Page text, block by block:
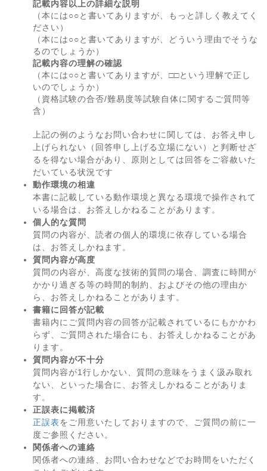
記載内容以上の詳細な説明
（本には○○と書いてありますが、もっと詳しく教えてく
ださい）
（本には○○と書いてありますが、どういう理由でそうな
るのでしょうか）
記載内容の理解の確認
（本には○○と書いてありますが、□□という理解で正し
いのでしょうか）
（資格試験の合否/難易度等試験自体に関するご質問等
含）
上記の例のようなお問い合わせに関しては、お答え申し
上げられない（回答申し上げる立場にない）と判断せざ
るを得ない場合があり、原則としては回答をご容赦いた
だいている状況です
動作環境の相違
本書に記載している動作環境と異なる環境で操作されて
いる場合は、お答えしかねることがあります。
個人的な質問
質問の内容が、読者の個人的環境に依存している場合
は、お答えしかねます。
質問内容が高度
質問の内容が、高度な技術的質問の場合、調査に時間が
かかり過ぎる等の時間的制約、およびその他の理由か
ら、お答えしかねることがあります。
書籍に回答が記載
書籍内にご質問内容の回答が記載されているにもかかわ
らず、ご質問された場合にも、お答えしかねることがあ
ります。
質問内容が不十分
質問内容が1行しかない、質問の意味をうまく汲み取れ
ない、といった場合に、お答えしかねることがありま
す。
正誤表に掲載済
正誤表をご用意いたしておりますので、ご質問の前に一
度ご参照ください。
関係者への連絡
関係者への連絡、お問い合わせなどでお時間をいただく